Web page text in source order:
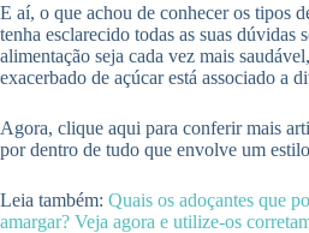
E aí, o que achou de conhecer os tipos
tenha esclarecido todas as suas dúvidas
alimentação seja cada vez mais
exacerbado de açúcar está associado a
Agora, clique aqui para conferir mais
por dentro de tudo que envolve um
Leia também: Quais os adoçantes que
amargar? Veja agora e utilize-os